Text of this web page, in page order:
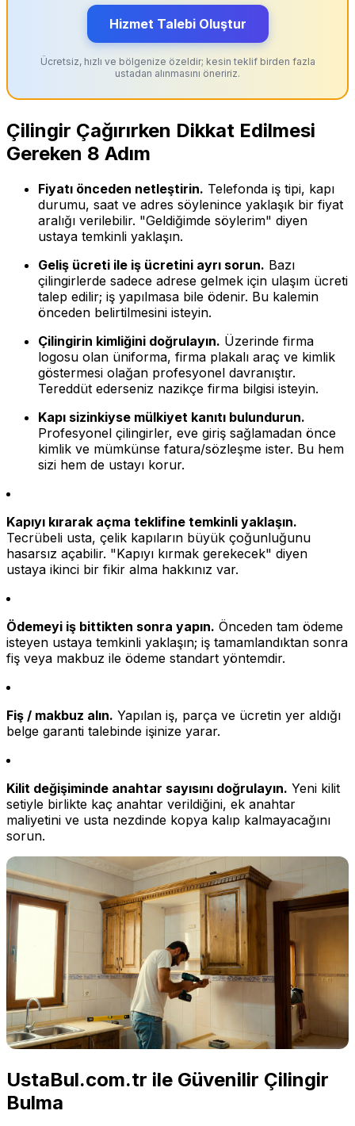
Hizmet Talebi Oluştur
Ücretsiz, hızlı ve bölgenize özeldir; kesin teklif birden fazla
ustadan alınmasını öneririz.
Çilingir Çağırırken Dikkat Edilmesi
Gereken 8 Adım
Fiyatı önceden netleştirin. Telefonda iş tipi, kapı
durumu, saat ve adres söylenince yaklaşık bir fiyat
aralığı verilebilir. "Geldiğimde söylerim" diyen
ustaya temkinli yaklaşın.
Geliş ücreti ile iş ücretini ayrı sorun. Bazı
çilingirlerde sadece adrese gelmek için ulaşım ücreti
talep edilir; iş yapılmasa bile ödenir. Bu kalemin
önceden belirtilmesini isteyin.
Çilingirin kimliğini doğrulayın. Üzerinde firma
logosu olan üniforma, firma plakalı araç ve kimlik
göstermesi olağan profesyonel davranıştır.
Tereddüt ederseniz nazikçe firma bilgisi isteyin.
Kapı sizinkiyse mülkiyet kanıtı bulundurun.
Profesyonel çilingirler, eve giriş sağlamadan önce
kimlik ve mümkünse fatura/sözleşme ister. Bu hem
sizi hem de ustayı korur.
Kapıyı kırarak açma teklifine temkinli yaklaşın.
Tecrübeli usta, çelik kapıların büyük çoğunluğunu
hasarsız açabilir. "Kapıyı kırmak gerekecek" diyen
ustaya ikinci bir fikir alma hakkınız var.
Ödemeyi iş bittikten sonra yapın. Önceden tam ödeme
isteyen ustaya temkinli yaklaşın; iş tamamlandıktan sonra
fiş veya makbuz ile ödeme standart yöntemdir.
Fiş / makbuz alın. Yapılan iş, parça ve ücretin yer aldığı
belge garanti talebinde işinize yarar.
Kilit değişiminde anahtar sayısını doğrulayın. Yeni kilit
setiyle birlikte kaç anahtar verildiğini, ek anahtar
maliyetini ve usta nezdinde kopya kalıp kalmayacağını
sorun.
UstaBul.com.tr ile Güvenilir Çilingir
Bulma